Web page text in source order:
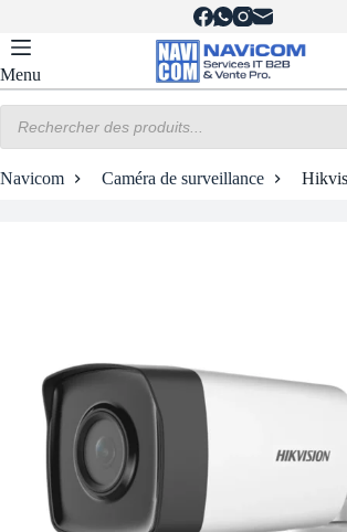
contenu
Menu
produits
Navicom Caméra de surveillance